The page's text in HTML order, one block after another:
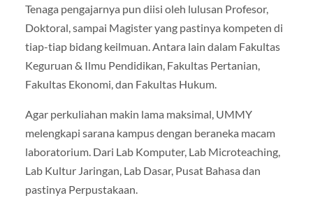
Tenaga pengajarnya pun diisi oleh lulusan Profesor,
Doktoral, sampai Magister yang pastinya kompeten di
tiap-tiap bidang keilmuan. Antara lain dalam Fakultas
Keguruan & Ilmu Pendidikan, Fakultas Pertanian,
Fakultas Ekonomi, dan Fakultas Hukum.
Agar perkuliahan makin lama maksimal, UMMY
melengkapi sarana kampus dengan beraneka macam
laboratorium. Dari Lab Komputer, Lab Microteaching,
Lab Kultur Jaringan, Lab Dasar, Pusat Bahasa dan
pastinya Perpustakaan.